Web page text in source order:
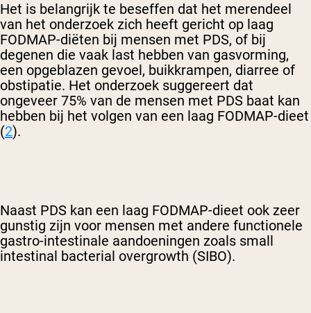
Het is belangrijk te beseffen dat het merendeel
van het onderzoek zich heeft gericht op laag
FODMAP-diëten bij mensen met PDS, of bij
degenen die vaak last hebben van gasvorming,
een opgeblazen gevoel, buikkrampen, diarree of
obstipatie. Het onderzoek suggereert dat
ongeveer 75% van de mensen met PDS baat kan
hebben bij het volgen van een laag FODMAP-dieet
(2).
Naast PDS kan een laag FODMAP-dieet ook zeer
gunstig zijn voor mensen met andere functionele
gastro-intestinale aandoeningen zoals small
intestinal bacterial overgrowth (SIBO).